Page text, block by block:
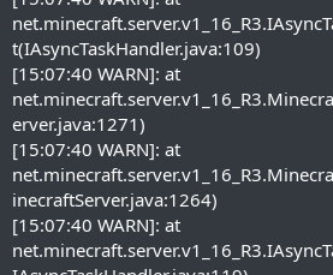
t(IAsyncTaskHandler.java:109)
[15:07:40 WARN]: at
erver.java:1271)
[15:07:40 WARN]: at
inecraftServer.java:1264)
[15:07:40 WARN]: at